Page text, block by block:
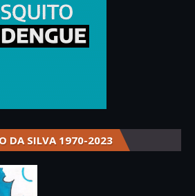
DA SILVA 1970-2023